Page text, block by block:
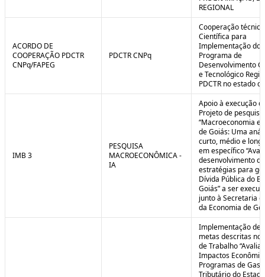
REGIONAL
ACORDO DE
COOPERAÇÃO PDCTR
CNPq/FAPEG
PDCTR CNPq
Cooperação
Científica para
Implementação do
Programa de
Desenvolvimento
e Tecnológico
PDCTR no estado
IMB 3
PESQUISA
MACROECONÔMICA -
IA
Apoio à execução
Projeto de pesquisa
“Macroeconomia e
de Goiás: Uma
curto, médio e
em específico
desenvolvimento de
estratégias para
Dívida Pública do
Goiás” a ser
junto à Secretaria
da Economia de
Implementação de
metas descritas
de Trabalho
Impactos
Programas de
Tributário do